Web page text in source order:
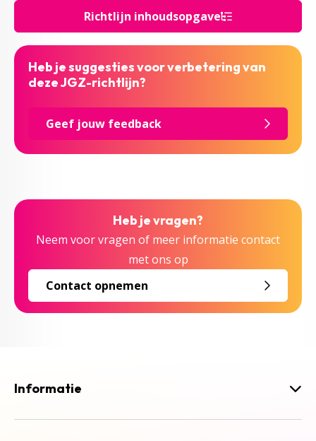
Richtlijn inhoudsopgave
Heb je suggesties voor verbetering van
deze JGZ-richtlijn?
Geef jouw feedback
Heb je vragen?
Neem voor vragen of meer informatie contact
met ons op
Contact opnemen
Informatie